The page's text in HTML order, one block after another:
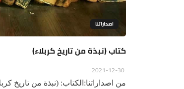
اصداراتنا
كتاب (نبذة من تاريخ كربلاء)
من اصداراتنا:الكتاب: (نبذة من تاريخ